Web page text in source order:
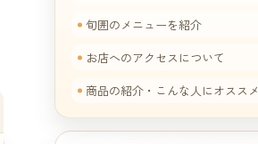
旬囲のメニューを紹介
お店へのアクセスについて
商品の紹介・こんな人にオススメ